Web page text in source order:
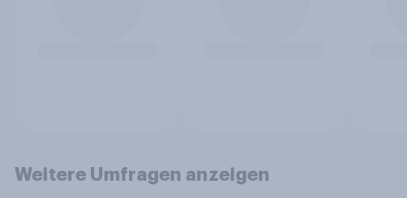
Weitere Umfragen anzeigen